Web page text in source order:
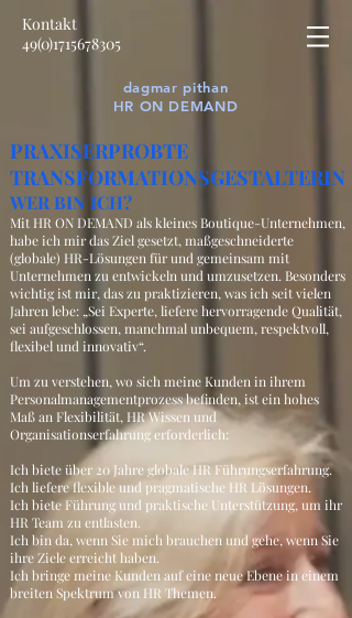
Kontakt
49(0)1715678305
dagmar pithan
HR ON DEMAND
PRAXISERPROBTE
TRANSFORMATIONSGESTALTERIN
WER BIN ICH?
Mit HR ON DEMAND als kleines Boutique-Unternehmen,
habe ich mir das Ziel gesetzt, maßgeschneiderte
(globale) HR-Lösungen für und gemeinsam mit
Unternehmen zu entwickeln und umzusetzen. Besonders
wichtig ist mir, das zu praktizieren, was ich seit vielen
Jahren lebe: „Sei Experte, liefere hervorragende Qualität,
sei aufgeschlossen, manchmal unbequem, respektvoll,
flexibel und innovativ“.
Um zu verstehen, wo sich meine Kunden in ihrem
Personalmanagementprozess befinden, ist ein hohes
Maß an Flexibilität, HR Wissen und
Organisationserfahrung erforderlich:
Ich biete über 20 Jahre globale HR Führungserfahrung.
Ich liefere flexible und pragmatische HR Lösungen.
Ich biete Führung und praktische Unterstützung, um ihr
HR Team zu entlasten.
Ich bin da, wenn Sie mich brauchen und gehe, wenn Sie
ihre Ziele erreicht haben.
Ich bringe meine Kunden auf eine neue Ebene in einem
breiten Spektrum von HR Themen.